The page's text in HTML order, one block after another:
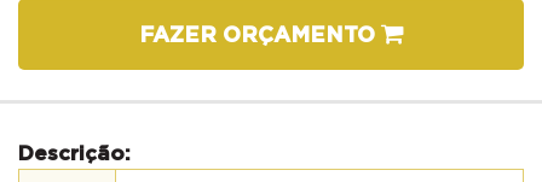
FAZER ORÇAMENTO
Descrição: